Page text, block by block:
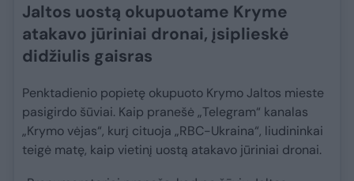
Jaltos uostą okupuotame Kryme
atakavo jūriniai dronai, įsiplieskė
didžiulis gaisras
Penktadienio popietę okupuoto Krymo Jaltos mieste
pasigirdo šūviai. Kaip pranešė „Telegram“ kanalas
„Krymo vėjas“, kurį cituoja „RBC-Ukraina“, liudininkai
teigė matę, kaip vietinį uostą atakavo jūriniai dronai.